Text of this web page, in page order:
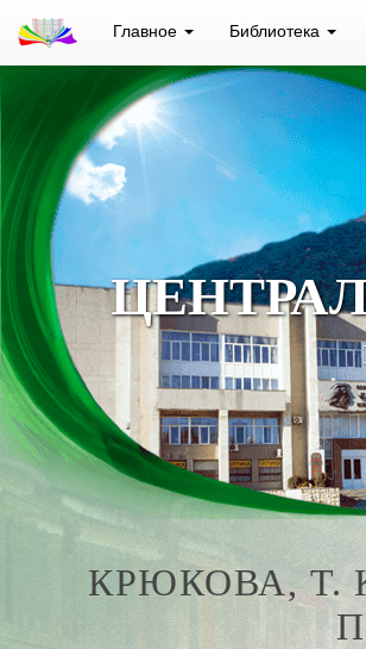
Главное Библиотека
КРЮКОВА, Т.